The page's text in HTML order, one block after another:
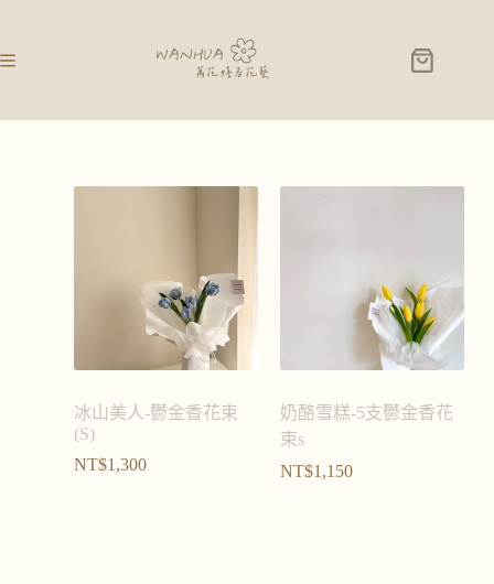
冰山美人-鬱金香花束
(S)
NT$1,300
奶酪雪糕-5支鬱金香花
束s
NT$1,150